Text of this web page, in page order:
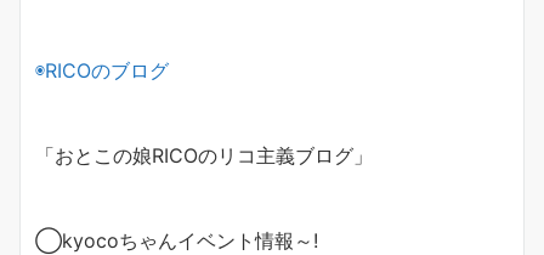
◉RICOのブログ
「おとこの娘RICOのリコ主義ブログ」
◯kyocoちゃんイベント情報～ !